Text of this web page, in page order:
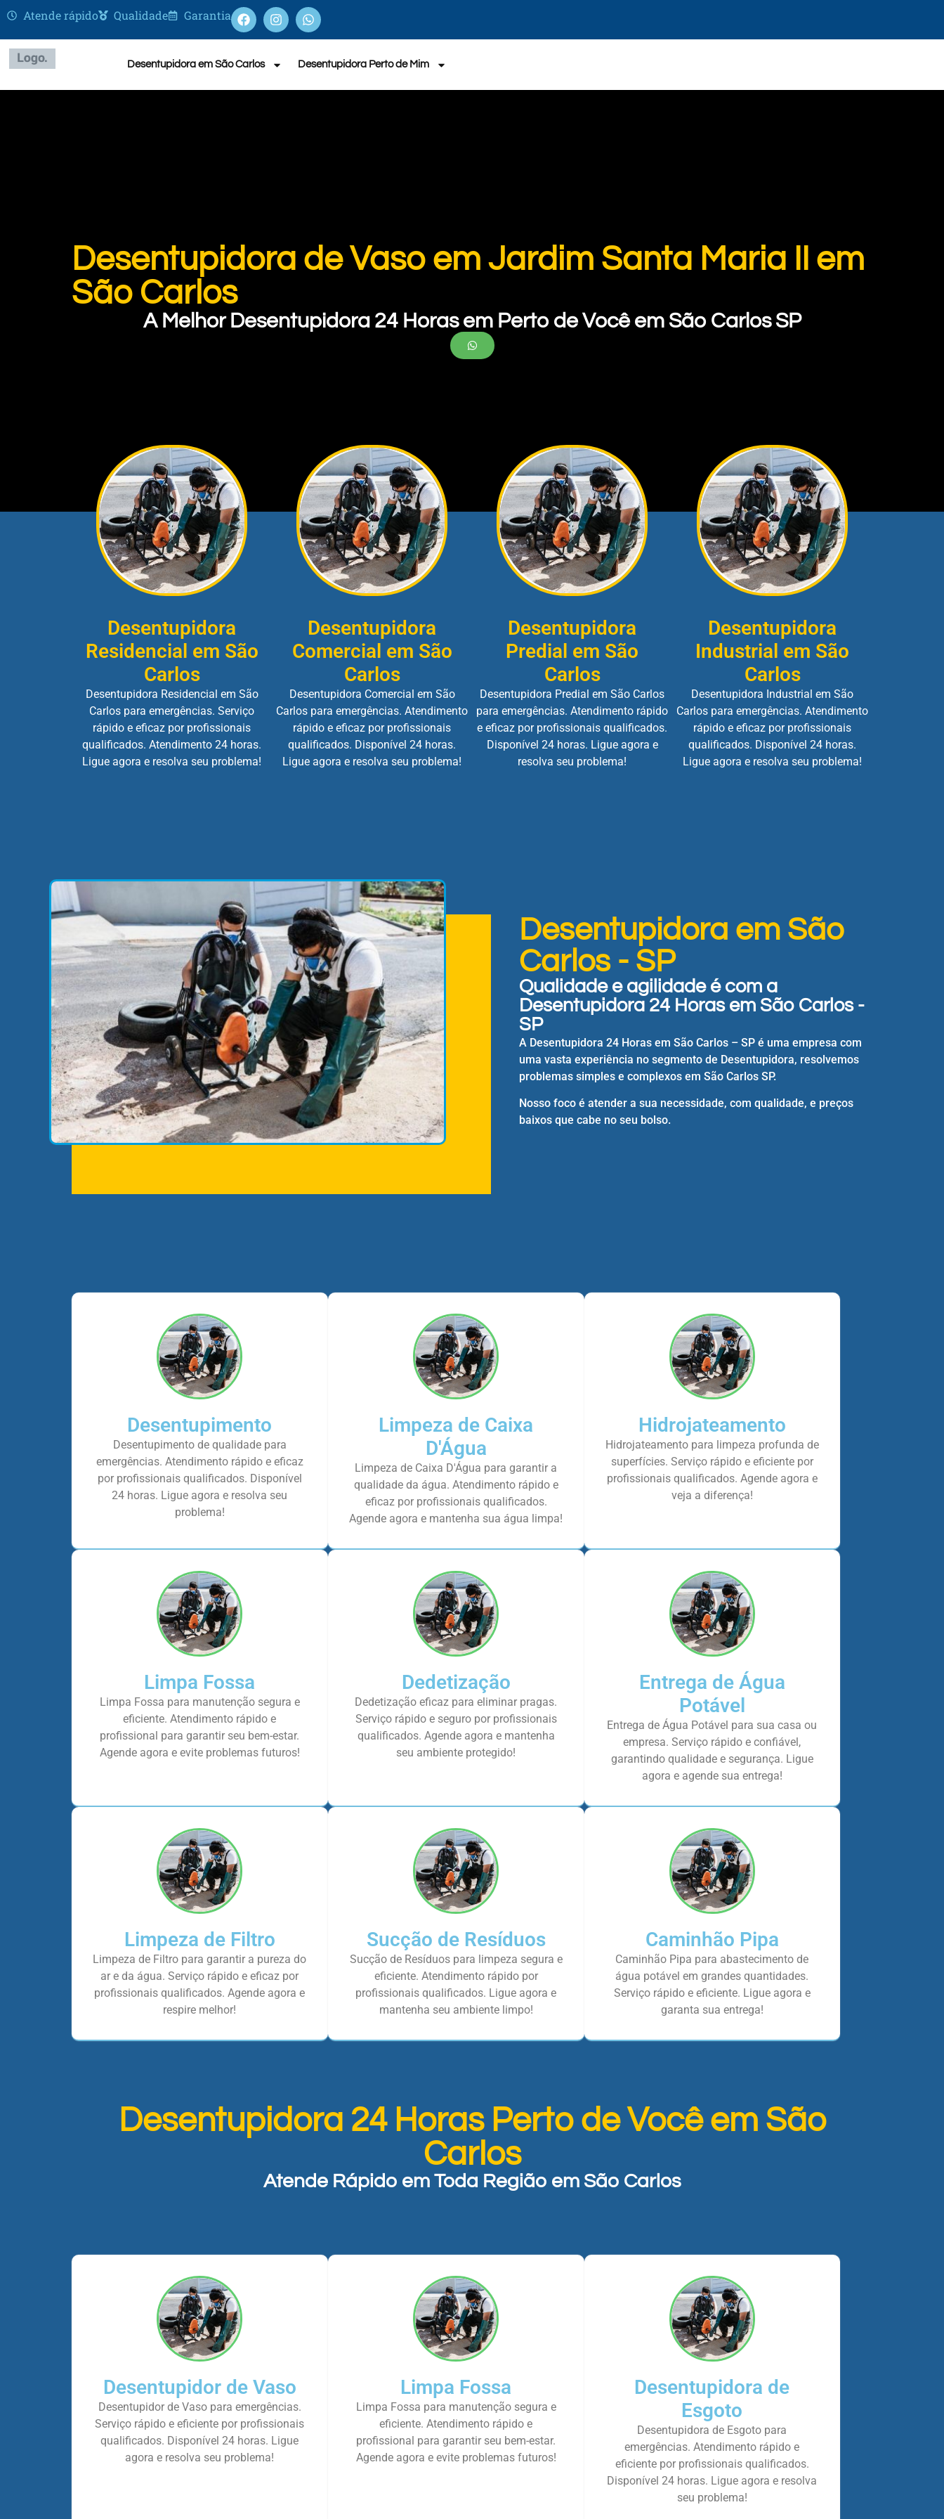
Atende rápido Qualidade Garantia
Desentupidora em São Carlos Desentupidora Perto de Mim
Desentupidora de Vaso em Jardim Santa Maria II em
São Carlos
A Melhor Desentupidora 24 Horas em Perto de Você em São Carlos SP
Desentupidora
Residencial em São
Carlos
Desentupidora Residencial em São
Carlos para emergências. Serviço
rápido e eficaz por profissionais
qualificados. Atendimento 24 horas.
Ligue agora e resolva seu problema!
Desentupidora
Comercial em São
Carlos
Desentupidora Comercial em São
Carlos para emergências. Atendimento
rápido e eficaz por profissionais
qualificados. Disponível 24 horas.
Ligue agora e resolva seu problema!
Desentupidora
Predial em São
Carlos
Desentupidora Predial em São Carlos
para emergências. Atendimento rápido
e eficaz por profissionais qualificados.
Disponível 24 horas. Ligue agora e
resolva seu problema!
Desentupidora
Industrial em São
Carlos
Desentupidora Industrial em São
Carlos para emergências. Atendimento
rápido e eficaz por profissionais
qualificados. Disponível 24 horas.
Ligue agora e resolva seu problema!
Desentupidora em São
Carlos - SP
Qualidade e agilidade é com a
Desentupidora 24 Horas em São Carlos -
SP
A Desentupidora 24 Horas em São Carlos – SP é uma empresa com
uma vasta experiência no segmento de Desentupidora, resolvemos
problemas simples e complexos em São Carlos SP.
Nosso foco é atender a sua necessidade, com qualidade, e preços
baixos que cabe no seu bolso.
Desentupimento
Desentupimento de qualidade para
emergências. Atendimento rápido e eficaz
por profissionais qualificados. Disponível
24 horas. Ligue agora e resolva seu
problema!
Limpeza de Caixa
D'Água
Limpeza de Caixa D'Água para garantir a
qualidade da água. Atendimento rápido e
eficaz por profissionais qualificados.
Agende agora e mantenha sua água limpa!
Hidrojateamento
Hidrojateamento para limpeza profunda de
superfícies. Serviço rápido e eficiente por
profissionais qualificados. Agende agora e
veja a diferença!
Limpa Fossa
Limpa Fossa para manutenção segura e
eficiente. Atendimento rápido e
profissional para garantir seu bem-estar.
Agende agora e evite problemas futuros!
Dedetização
Dedetização eficaz para eliminar pragas.
Serviço rápido e seguro por profissionais
qualificados. Agende agora e mantenha
seu ambiente protegido!
Entrega de Água
Potável
Entrega de Água Potável para sua casa ou
empresa. Serviço rápido e confiável,
garantindo qualidade e segurança. Ligue
agora e agende sua entrega!
Limpeza de Filtro
Limpeza de Filtro para garantir a pureza do
ar e da água. Serviço rápido e eficaz por
profissionais qualificados. Agende agora e
respire melhor!
Sucção de Resíduos
Sucção de Resíduos para limpeza segura e
eficiente. Atendimento rápido por
profissionais qualificados. Ligue agora e
mantenha seu ambiente limpo!
Caminhão Pipa
Caminhão Pipa para abastecimento de
água potável em grandes quantidades.
Serviço rápido e eficiente. Ligue agora e
garanta sua entrega!
Desentupidora 24 Horas Perto de Você em São
Carlos
Atende Rápido em Toda Região em São Carlos
Desentupidor de Vaso
Desentupidor de Vaso para emergências.
Serviço rápido e eficiente por profissionais
qualificados. Disponível 24 horas. Ligue
agora e resolva seu problema!
Limpa Fossa
Limpa Fossa para manutenção segura e
eficiente. Atendimento rápido e
profissional para garantir seu bem-estar.
Agende agora e evite problemas futuros!
Desentupidora de
Esgoto
Desentupidora de Esgoto para
emergências. Atendimento rápido e
eficiente por profissionais qualificados.
Disponível 24 horas. Ligue agora e resolva
seu problema!